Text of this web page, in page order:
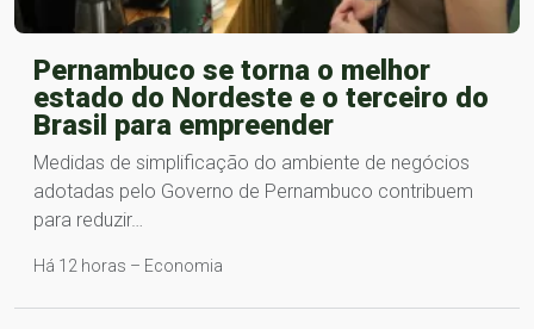
Pernambuco se torna o melhor
estado do Nordeste e o terceiro do
Brasil para empreender
Medidas de simplificação do ambiente de negócios
adotadas pelo Governo de Pernambuco contribuem
para reduzir…
Há 12 horas – Economia